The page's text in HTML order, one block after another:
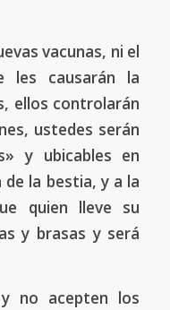
vacunas, ni el
les causarán la
ellos controlarán
ustedes serán
y ubicables en
de la bestia, y a la
quien lleve su
y brasas y será
no acepten los